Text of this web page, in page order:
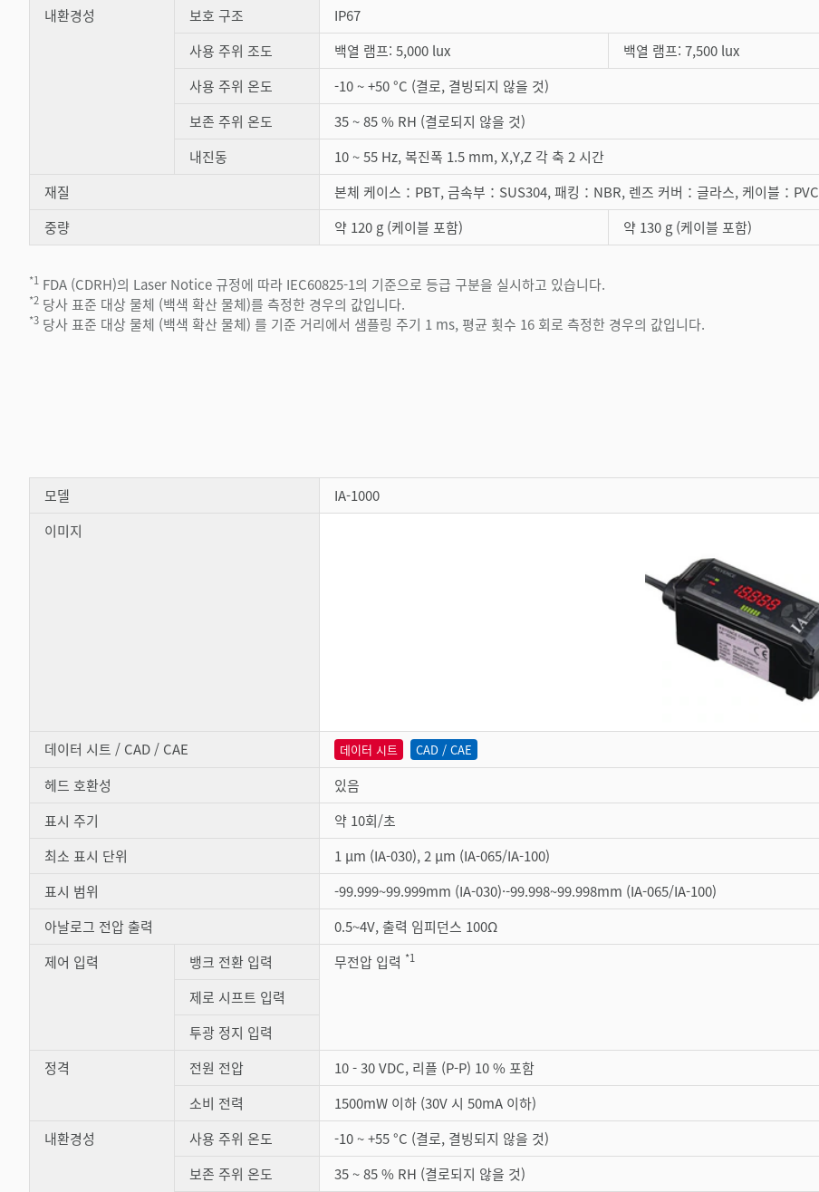
내환경성
보호 구조
IP67
사용 주위 조도
백열 램프: 5,000 lux
백열 램프: 7,500 lux
사용 주위 온도
-10 ~ +50 °C (결로, 결빙되지 않을 것)
보존 주위 온도
35 ~ 85 % RH (결로되지 않을 것)
내진동
10 ~ 55 Hz, 복진폭 1.5 mm, X,Y,Z 각 축 2 시간
재질
본체 케이스：PBT, 금속부：SUS304, 패킹：NBR, 렌즈 커버：글라스, 케이블：PVC
중량
약 120 g (케이블 포함) 약 130 g (케이블 포함)
*1 FDA (CDRH)의 Laser Notice 규정에 따라 IEC60825-1의 기준으로 등급 구분을 실시하고 있습니다.
*2 당사 표준 대상 물체 (백색 확산 물체)를 측정한 경우의 값입니다.
*3 당사 표준 대상 물체 (백색 확산 물체) 를 기준 거리에서 샘플링 주기 1 ms, 평균 횟수 16 회로 측정한 경우의 값입니다.
모델
IA-1000
이미지
데이터 시트 / CAD / CAE 데이터 시트 CAD / CAE
헤드 호환성
있음
표시 주기
약 10회/초
최소 표시 단위
1 µm (IA-030), 2 µm (IA-065/IA-100)
표시 범위
-99.999~99.999mm (IA-030)·-99.998~99.998mm (IA-065/IA-100)
아날로그 전압 출력
0.5~4V, 출력 임피던스 100Ω
제어 입력
뱅크 전환 입력 무전압 입력 *1
제로 시프트 입력
투광 정지 입력
정격
전원 전압
10 - 30 VDC, 리플 (P-P) 10 % 포함
소비 전력
1500mW 이하 (30V 시 50mA 이하)
내환경성
사용 주위 온도
-10 ~ +55 °C (결로, 결빙되지 않을 것)
보존 주위 온도
35 ~ 85 % RH (결로되지 않을 것)